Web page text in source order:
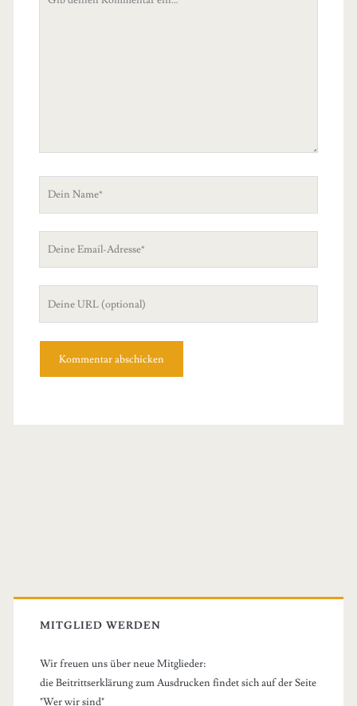
MITGLIED WERDEN
Wir freuen uns über neue Mitglieder:
die Beitrittserklärung zum Ausdrucken findet sich auf der Seite
"Wer wir sind"